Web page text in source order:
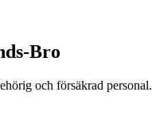
Bro
och försäkrad personal.